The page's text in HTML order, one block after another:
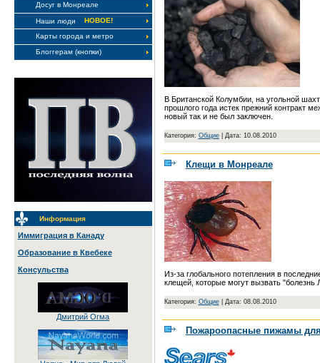
Досуг в Монреале
Наши люди
НОВОЕ!
Карты города и метро
Блоггерам (кнопки)
Информация
Иммиграция в Канаду
Образование в Квебеке
Консульства
Дмитрий Огма
В Британской Колумбии, на угольной
прошлого года истек прежний контракт
новый так и не был заключен.
Категория: Общие| Дата: 10.08.2010
Клещи в Монреале
Из-за глобального потепления в
клещей, которые могут вызвать "болезнь
Категория: Общие| Дата: 08.08.2010
Пожароопасные пижамы